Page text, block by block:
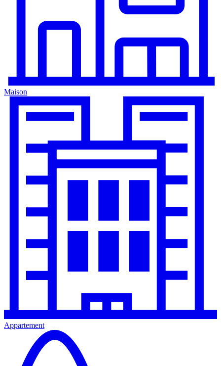
Maison
Appartement